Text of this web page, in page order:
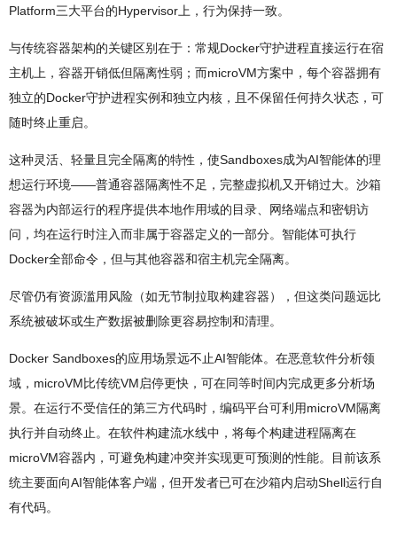
Platform三大平台的Hypervisor上，行为保持一致。
与传统容器架构的关键区别在于：常规Docker守护进程直接运行在宿
主机上，容器开销低但隔离性弱；而microVM方案中，每个容器拥有
独立的Docker守护进程实例和独立内核，且不保留任何持久状态，可
随时终止重启。
这种灵活、轻量且完全隔离的特性，使Sandboxes成为AI智能体的理
想运行环境——普通容器隔离性不足，完整虚拟机又开销过大。沙箱
容器为内部运行的程序提供本地作用域的目录、网络端点和密钥访
问，均在运行时注入而非属于容器定义的一部分。智能体可执行
Docker全部命令，但与其他容器和宿主机完全隔离。
尽管仍有资源滥用风险（如无节制拉取构建容器），但这类问题远比
系统被破坏或生产数据被删除更容易控制和清理。
Docker Sandboxes的应用场景远不止AI智能体。在恶意软件分析领
域，microVM比传统VM启停更快，可在同等时间内完成更多分析场
景。在运行不受信任的第三方代码时，编码平台可利用microVM隔离
执行并自动终止。在软件构建流水线中，将每个构建进程隔离在
microVM容器内，可避免构建冲突并实现更可预测的性能。目前该系
统主要面向AI智能体客户端，但开发者已可在沙箱内启动Shell运行自
有代码。